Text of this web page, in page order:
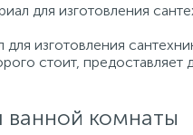
для изготовления
изготовления
стоит,
ванной комнаты